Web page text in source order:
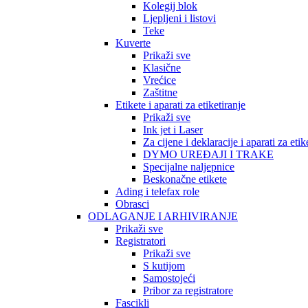
Kolegij blok
Ljepljeni i listovi
Teke
Kuverte
Prikaži sve
Klasične
Vrećice
Zaštitne
Etikete i aparati za etiketiranje
Prikaži sve
Ink jet i Laser
Za cijene i deklaracije i aparati za
DYMO UREĐAJI I TRAKE
Specijalne naljepnice
Beskonačne etikete
Ading i telefax role
Obrasci
ODLAGANJE I ARHIVIRANJE
Prikaži sve
Registratori
Prikaži sve
S kutijom
Samostojeći
Pribor za registratore
Fascikli